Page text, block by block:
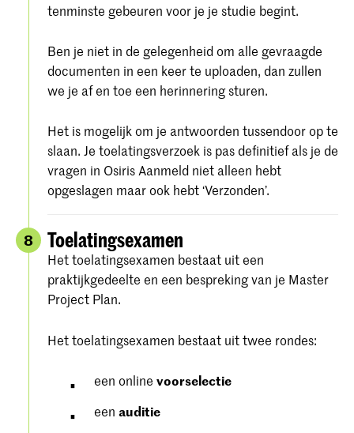
tenminste gebeuren voor je je studie begint.
Ben je niet in de gelegenheid om alle gevraagde
documenten in een keer te uploaden, dan zullen
we je af en toe een herinnering sturen.
Het is mogelijk om je antwoorden tussendoor op te
slaan. Je toelatingsverzoek is pas definitief als je de
vragen in Osiris Aanmeld niet alleen hebt
opgeslagen maar ook hebt ‘Verzonden’.
8 Toelatingsexamen
Het toelatingsexamen bestaat uit een
praktijkgedeelte en een bespreking van je Master
Project Plan.
Het toelatingsexamen bestaat uit twee rondes:
een onlinevoorselectie
eenauditie